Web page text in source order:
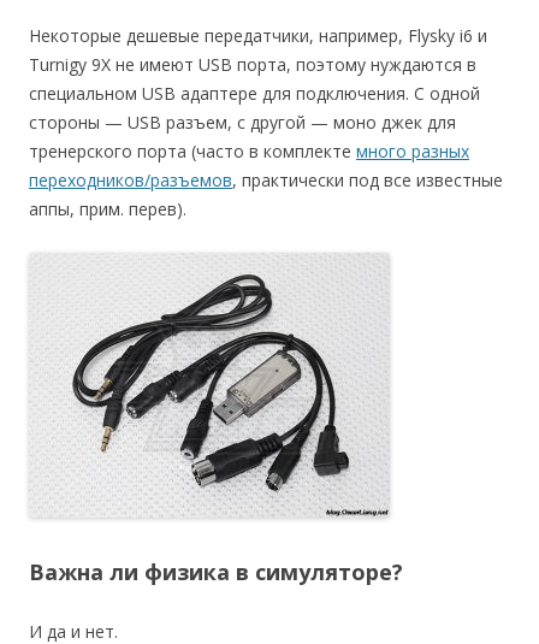
Некоторые дешевые передатчики, например, Flysky i6 и
Turnigy 9X не имеют USB порта, поэтому нуждаются в
специальном USB адаптере для подключения. С одной
стороны — USB разъем, с другой — моно джек для
тренерского порта (часто в комплекте много разных
переходников/разъемов, практически под все известные
аппы, прим. перев).
Важна ли физика в симуляторе?
И да и нет.